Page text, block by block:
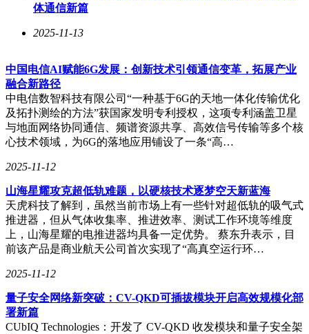
体通信新篇
2025-11-13
中国电信AI赋能6G发展：创新技术引领通信变革，拓展产业
融合新路径
中电信数智科技有限公司“一种基于6G的天地一体化传输优化
及拓扑测绘的方法”获国家发明专利授权，这项专利涵盖卫星
与地面网络协同通信、频谱资源共享、高效信号传输等多个核
心技术领域，为6G的落地应用铺设了一条“高…
2025-11-12
山海星耀攻克超低轨难题，以硬核技术逐梦空天新蓝海
天虎科技了解到，虽然当前市场上有一些针对超低轨的吸气式
推进器，但从气体收集率、推进效率、测试工作环境等维度
上，山海星耀的电推进器均具备一定优势。 蔡东升表示，目
前该产品是商业航天公司首次实现了“高真空运行环…
2025-11-12
量子安全网络新突破：CV-QKD可插拔模块开启高效规模化部
署新篇
CUbIQ Technologies：开发了 CV-QKD 收发模块和量子安全架